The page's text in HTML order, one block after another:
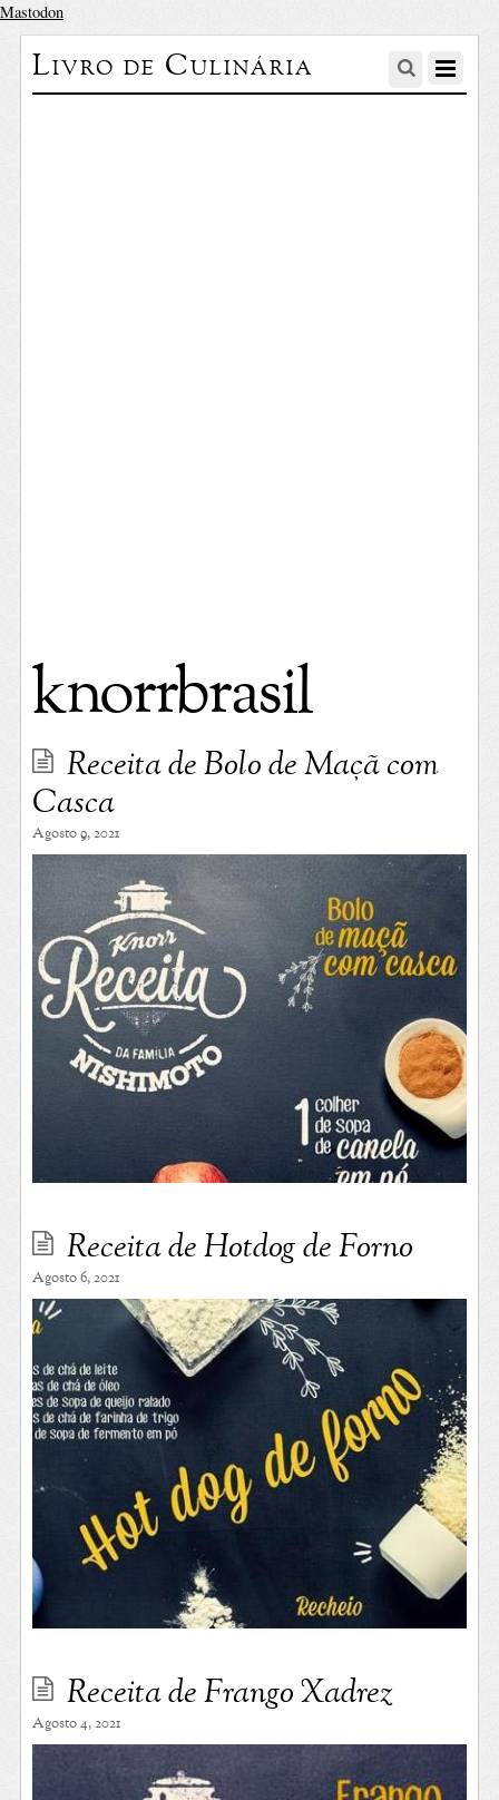
Mastodon
Livro de Culinária
knorrbrasil
Receita de Bolo de Maçã com
Casca
Agosto 9, 2021
Receita de Hotdog de Forno
Agosto 6, 2021
Receita de Frango Xadrez
Agosto 4, 2021